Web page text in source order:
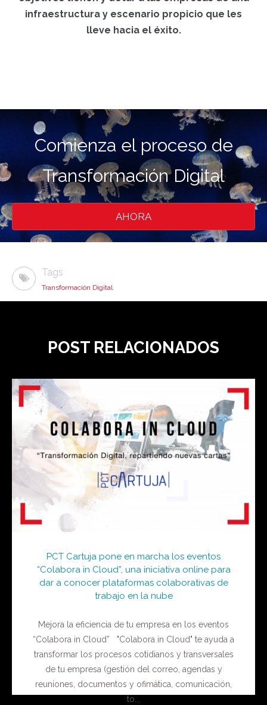
infraestructura y escenario propicio que les
lleve hacia el éxito.
Comienza el proceso de
Transformación Digital
AHORA
Tags
Transformación Digital
POST RELACIONADOS
PCT Cartuja pone en marcha los eventos
“Colabora in Cloud”, una iniciativa online para
dar a conocer plataformas colaborativas de
trabajo en la nube
Mejora la eficiencia de tu empresa en los eventos
“Colabora in Cloud” "Colabora in Cloud" te ayuda a
transformar los procesos cotidianos y transversales
de tu empresa (gestión del correo, agendas y
reuniones, documentos y ofimática, comunicación,
to...